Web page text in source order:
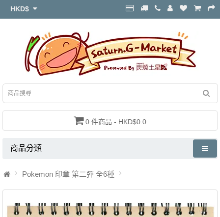
HKD$
0 件商品 - HKD$0.0
商品分類
Pokemon 印章 第二彈 全6種